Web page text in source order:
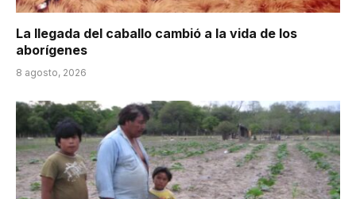
La llegada del caballo cambió a la vida de los
aborígenes
8 agosto, 2026